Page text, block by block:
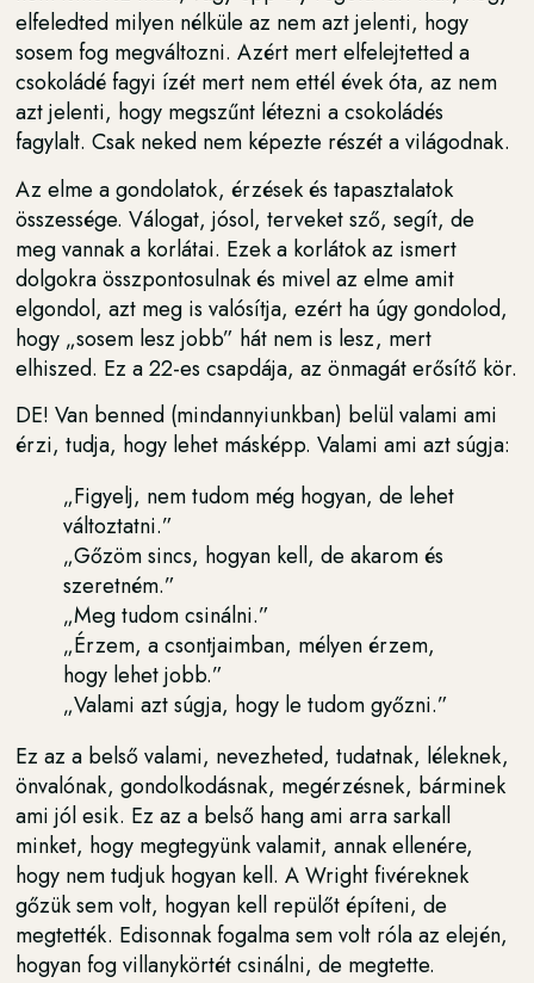
elfeledted milyen nélküle az nem azt jelenti, hogy
sosem fog megváltozni. Azért mert elfelejtetted a
csokoládé fagyi ízét mert nem ettél évek óta, az nem
azt jelenti, hogy megszűnt létezni a csokoládés
fagylalt. Csak neked nem képezte részét a világodnak.
Az elme a gondolatok, érzések és tapasztalatok
összessége. Válogat, jósol, terveket sző, segít, de
meg vannak a korlátai. Ezek a korlátok az ismert
dolgokra összpontosulnak és mivel az elme amit
elgondol, azt meg is valósítja, ezért ha úgy gondolod,
hogy „sosem lesz jobb” hát nem is lesz, mert
elhiszed. Ez a 22-es csapdája, az önmagát erősítő kör.
DE! Van benned (mindannyiunkban) belül valami ami
érzi, tudja, hogy lehet másképp. Valami ami azt súgja:
„Figyelj, nem tudom még hogyan, de lehet
változtatni.”
„Gőzöm sincs, hogyan kell, de akarom és
szeretném.”
„Meg tudom csinálni.”
„Érzem, a csontjaimban, mélyen érzem,
hogy lehet jobb.”
„Valami azt súgja, hogy le tudom győzni.”
Ez az a belső valami, nevezheted, tudatnak, léleknek,
önvalónak, gondolkodásnak, megérzésnek, bárminek
ami jól esik. Ez az a belső hang ami arra sarkall
minket, hogy megtegyünk valamit, annak ellenére,
hogy nem tudjuk hogyan kell. A Wright fivéreknek
gőzük sem volt, hogyan kell repülőt építeni, de
megtették. Edisonnak fogalma sem volt róla az elején,
hogyan fog villanykörtét csinálni, de megtette.